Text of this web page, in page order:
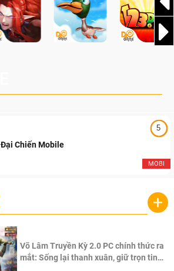
5
MOBI
Chiến Mobile
+
Võ Lâm Truyền Kỳ 2.0 PC chính thức ra
mắt: Sống lại thanh xuân, giữ trọn tinh